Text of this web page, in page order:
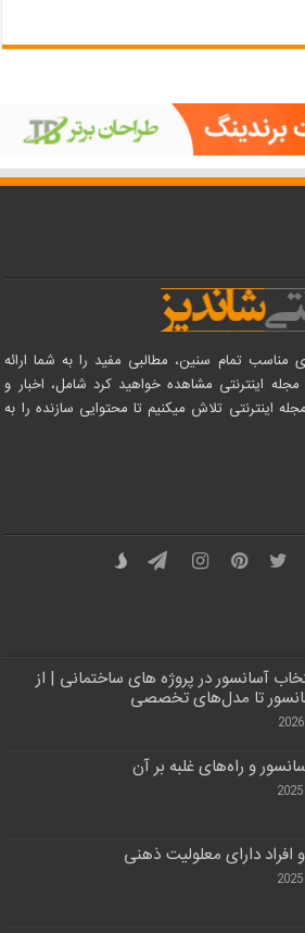
مناسب تمام سنین، مطالبی مفید را به شما ارائه
اینترنتی مشاهده خواهید کرد شامل، اخبار و
اینترنتی تلاش میکنیم تا محتوایی سازنده را به
آسانسور در پروژه‌ های ساختمانی | از
تا مدل‌های تخصصی
و راه‌های غلبه بر آن
افراد دارای معلولیت ذهنی